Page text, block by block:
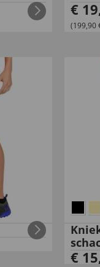
€ 19
(199,90
€ 15